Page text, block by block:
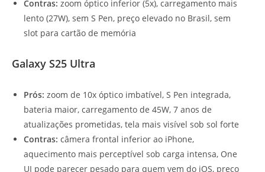
Contras: zoom óptico inferior (5x), carregamento mais
lento (27W), sem S Pen, preço elevado no Brasil, sem
slot para cartão de memória
Galaxy S25 Ultra
Prós: zoom de 10x óptico imbatível, S Pen integrada,
bateria maior, carregamento de 45W, 7 anos de
atualizações prometidas, tela mais visível sob sol forte
Contras: câmera frontal inferior ao iPhone,
aquecimento mais perceptível sob carga intensa, One
UI pode parecer pesado para quem vem do iOS, preço